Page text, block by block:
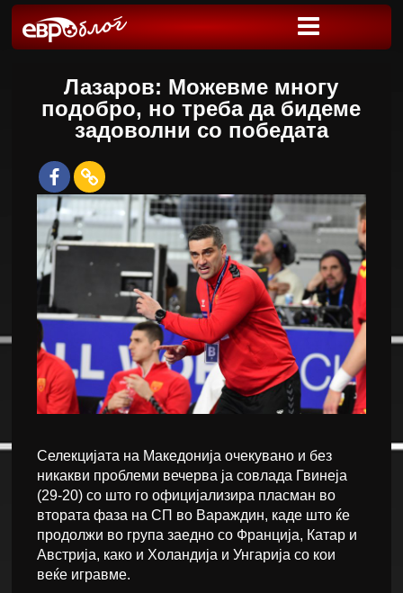
Лазаров: Можевме многу
подобро, но треба да бидеме
задоволни со победата
Селекцијата на Македонија очекувано и без
никакви проблеми вечерва ја совлада Гвинеја
(29-20) со што го официјализира пласман во
втората фаза на СП во Вараждин, каде што ќе
продолжи во група заедно со Франција, Катар и
Австрија, како и Холандија и Унгарија со кои
веќе игравме.